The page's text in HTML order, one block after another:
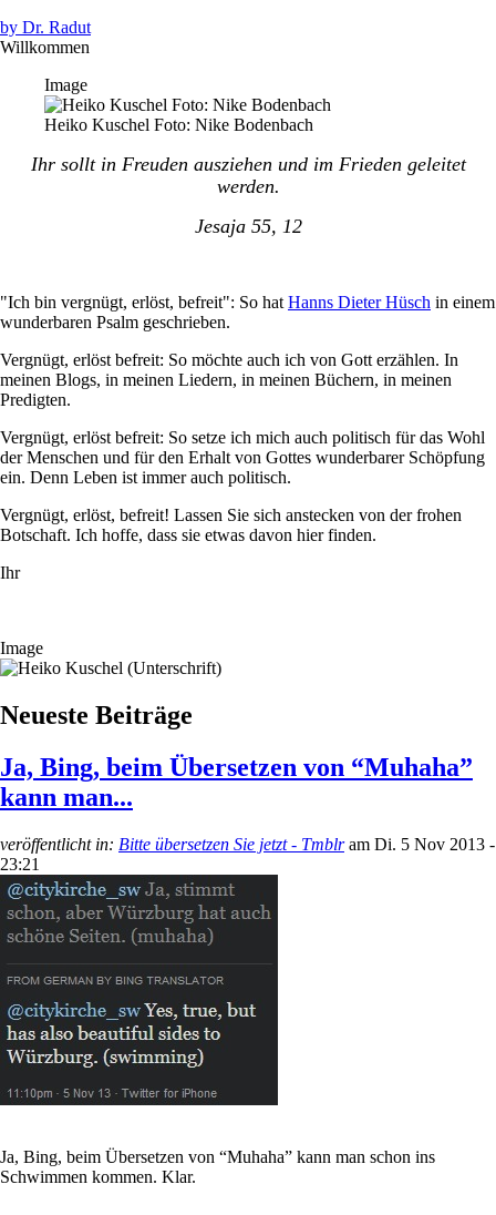
by Dr. Radut
Willkommen
Image
Heiko Kuschel Foto: Nike Bodenbach
Ihr sollt in Freuden ausziehen und im Frieden geleitet
werden.
Jesaja 55, 12
"Ich bin vergnügt, erlöst, befreit": So hat Hanns Dieter Hüsch in einem
wunderbaren Psalm geschrieben.
Vergnügt, erlöst befreit: So möchte auch ich von Gott erzählen. In
meinen Blogs, in meinen Liedern, in meinen Büchern, in meinen
Predigten.
Vergnügt, erlöst befreit: So setze ich mich auch politisch für das Wohl
der Menschen und für den Erhalt von Gottes wunderbarer Schöpfung
ein. Denn Leben ist immer auch politisch.
Vergnügt, erlöst, befreit! Lassen Sie sich anstecken von der frohen
Botschaft. Ich hoffe, dass sie etwas davon hier finden.
Ihr
Image
Neueste Beiträge
Ja, Bing, beim Übersetzen von “Muhaha”
kann man...
veröffentlicht in: Bitte übersetzen Sie jetzt - Tmblram Di. 5 Nov 2013 -
23:21
Ja, Bing, beim Übersetzen von “Muhaha” kann man schon ins
Schwimmen kommen. Klar.